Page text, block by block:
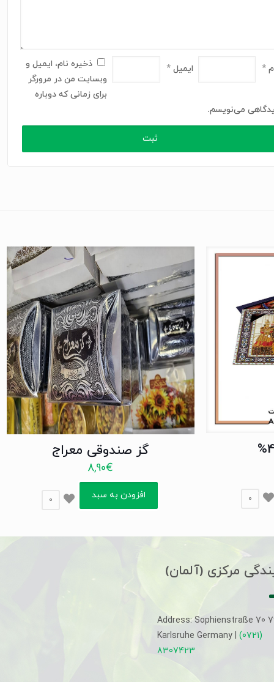
* ایمیل*
ذخیره نام، ایمیل و
وبسایت من در مرورگر
برای زمانی که دوباره
می‌نویسم.
0
گز صندوقی معراج
8,90€
افزودن به سبد 0
مرکزی (آلمان)
Address: Sophienstraße 70
Karlsruhe Germany | (0721)
8307423